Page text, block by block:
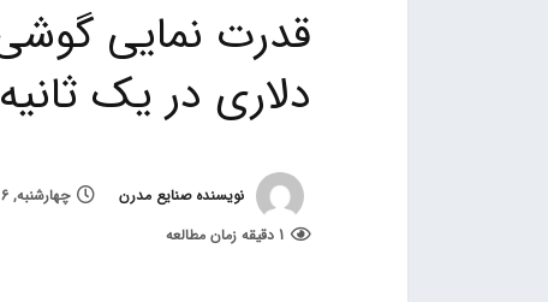
دلاری در یک ثانیه
نویسنده صنایع مدرن چهارشنبه, 6 دی 1402, ساعت 9:33
1 دقیقه زمان مطالعه